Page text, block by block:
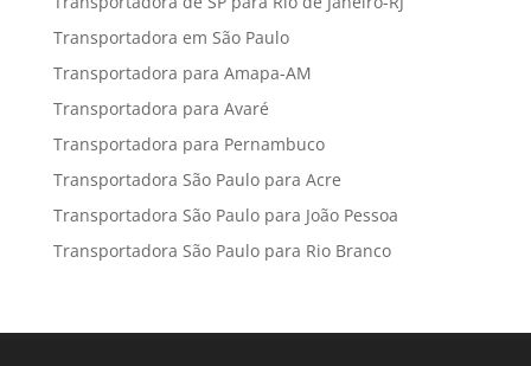
Transportadora em São Paulo
Transportadora para Amapa-AM
Transportadora para Avaré
Transportadora para Pernambuco
Transportadora São Paulo para Acre
Transportadora São Paulo para João Pessoa
Transportadora São Paulo para Rio Branco